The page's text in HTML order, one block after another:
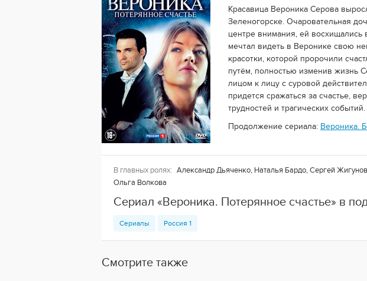
Красавица Вероника Серова
Зеленогорске. Очаровательная
центре внимания, ей
мечтал видеть в Веронике свою
красотки, которой пророчили
путём, полностью изменив жизнь
лицом к лицу с суровой
придется сражаться за счастье,
трудностей и трагических событий.
Продолжение сериала: Вероника.
В главных ролях: Александр Дьяченко, Наталья Бардо, Сергей
Ольга Волкова
Сериал «Вероника. Потерянное счастье» в
Сериалы Россия 1
Смотрите также